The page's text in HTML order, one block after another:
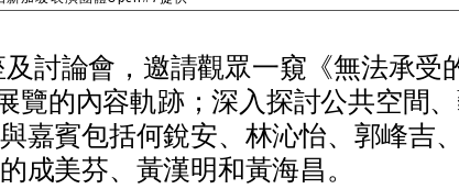
及討論會 ， 邀請觀眾一窺 《無法承受
覽的內容軌跡；深入探討公共空間、
與嘉賓包括何銳安、 林沁怡、 郭峰吉、
的成美芬、 黃漢明和黃海昌。